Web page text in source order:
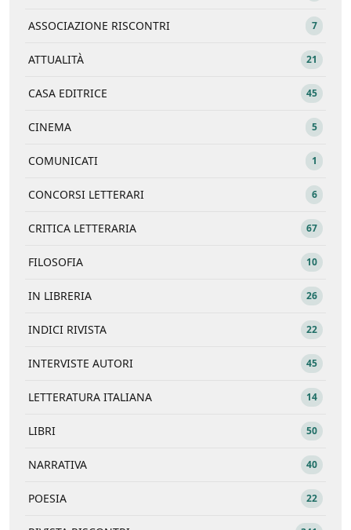
ASSOCIAZIONE RISCONTRI 7
ATTUALITÀ 21
CASA EDITRICE 45
CINEMA 5
COMUNICATI 1
CONCORSI LETTERARI 6
CRITICA LETTERARIA 67
FILOSOFIA 10
IN LIBRERIA 26
INDICI RIVISTA 22
INTERVISTE AUTORI 45
LETTERATURA ITALIANA 14
LIBRI 50
NARRATIVA 40
POESIA 22